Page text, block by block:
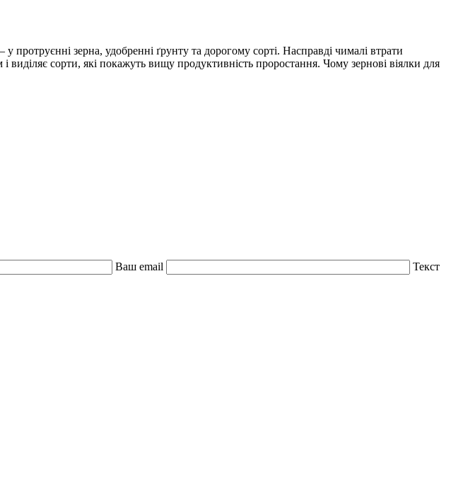
протруєнні зерна, удобренні ґрунту та дорогому сорті. Насправді чималі втрати
виділяє сорти, які покажуть вищу продуктивність проростання. Чому зернові віялки для
Ваш email Текст